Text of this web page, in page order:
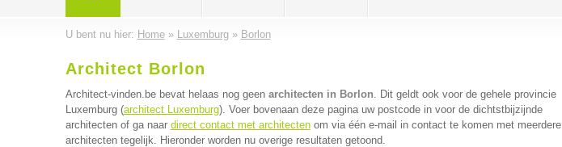
U bent nu hier: Home» Luxemburg» Borlon
Architect Borlon
Architect-vinden.be bevat helaas nog geen architecten in Borlon. Dit geldt ook voor de gehele provincie
Luxemburg (architect Luxemburg). Voer bovenaan deze pagina uw postcode in voor de dichtstbijzijnde
architecten of ga naar direct contact met architectenom via één e-mail in contact te komen met meerdere
architecten tegelijk. Hieronder worden nu overige resultaten getoond.